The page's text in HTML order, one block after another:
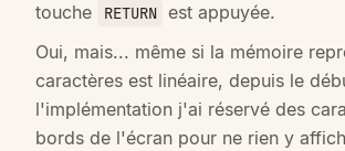
touche
RETURN est appuyée.
Oui, mais... même si la mémoire
caractères est linéaire, depuis le
l'implémentation j'ai réservé des
bords de l'écran pour ne rien y